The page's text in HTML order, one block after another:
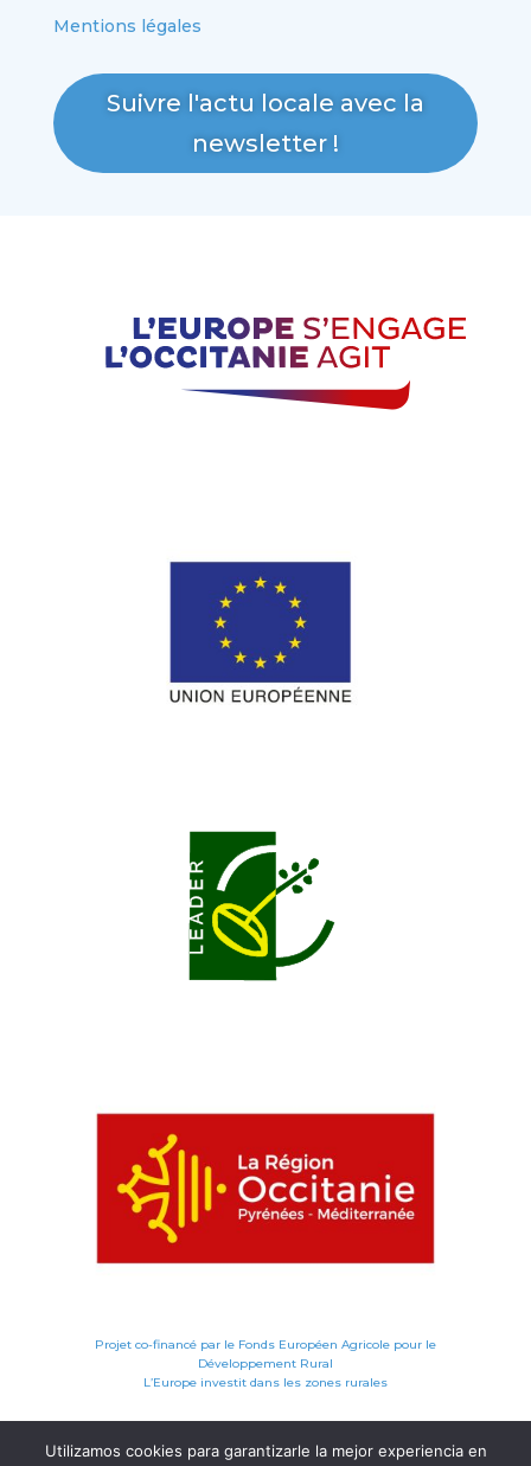
Mentions légales
Suivre l'actu locale avec la
newsletter !
Projet co-financé par le Fonds Européen Agricole pour le
Développement Rural
L’Europe investit dans les zones rurales
Utilizamos cookies para garantizarle la mejor experiencia en